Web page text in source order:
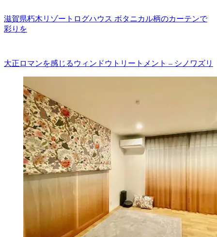
滋賀県朽木リゾートログハウス ボタニカル柄のカーテンで
彩りを
大正ロマンを感じるウィンドウトリートメント – シノワズリ